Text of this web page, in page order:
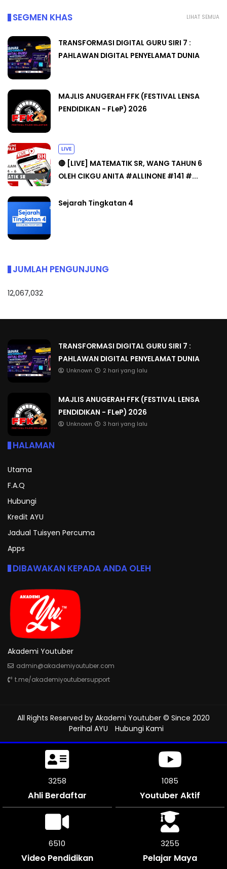
LIHAT SEMUA
SEGMEN KHAS
TRANSFORMASI DIGITAL GURU SIRI 7 :
PAHLAWAN DIGITAL PENYELAMAT DUNIA
MAJLIS ANUGERAH FFK (FESTIVAL LENSA
PENDIDIKAN - FLeP) 2026
LIVE
🔴 [LIVE] MATEMATIK SR, WANG TAHUN 6
OLEH CIKGU ANITA #ALLINONE #141 #...
Sejarah Tingkatan 4
JUMLAH PENGUNJUNG
12,067,032
TRANSFORMASI DIGITAL GURU SIRI 7 :
PAHLAWAN DIGITAL PENYELAMAT DUNIA
Unknown 2 hari yang lalu
MAJLIS ANUGERAH FFK (FESTIVAL LENSA
PENDIDIKAN - FLeP) 2026
Unknown 3 hari yang lalu
HALAMAN
Utama
F.A.Q
Hubungi
Kredit AYU
Jadual Tuisyen Percuma
Apps
DIBAWAKAN KEPADA ANDA OLEH
Akademi Youtuber
admin@akademiyoutuber.com
t.me/akademiyoutubersupport
All Rights Reserved by Akademi Youtuber © Since 2020
Perihal AYU
Hubungi Kami
3723
Ahli Berdaftar
1240
Youtuber Aktif
7440
Video Pendidikan
3720
Pelajar Maya